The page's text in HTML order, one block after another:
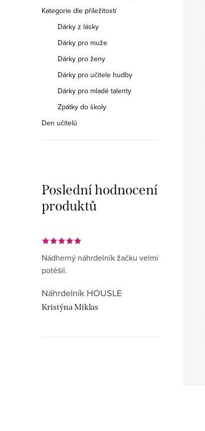
Kategorie dle příležitostí
Dárky z lásky
Dárky pro muže
Dárky pro ženy
Dárky pro učitele hudby
Dárky pro mladé talenty
Zpátky do školy
Den učitelů
Poslední hodnocení
produktů
Nádherný náhrdelník žačku velmi
potěšil.
Náhrdelník HOUSLE
Kristýna Miklas